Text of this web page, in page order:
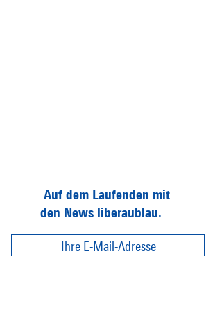
Auf dem Laufenden mit
den News liberaublau.